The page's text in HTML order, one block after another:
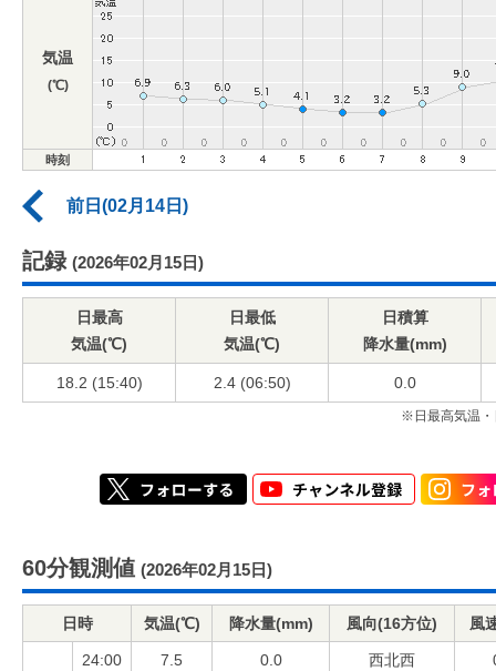
気温
(℃)
時刻
前日(02月14日)
記録 (2026年02月15日)
日最高
気温(℃)
日最低
気温(℃)
日積算
降水量(mm)
18.2 (15:40) 2.4 (06:50) 0.0
※日最高気温・
60分観測値 (2026年02月15日)
日時 気温(℃) 降水量(mm) 風向(16方位) 風
24:00 7.5 0.0 西北西